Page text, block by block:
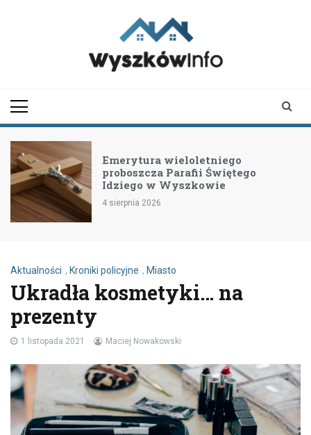
Emerytura wieloletniego
proboszcza Parafii Świętego
Idziego w Wyszkowie
4 sierpnia 2026
Aktualności , Kroniki policyjne , Miasto
Ukradła kosmetyki… na
prezenty
1 listopada 2021 Maciej Nowakowski